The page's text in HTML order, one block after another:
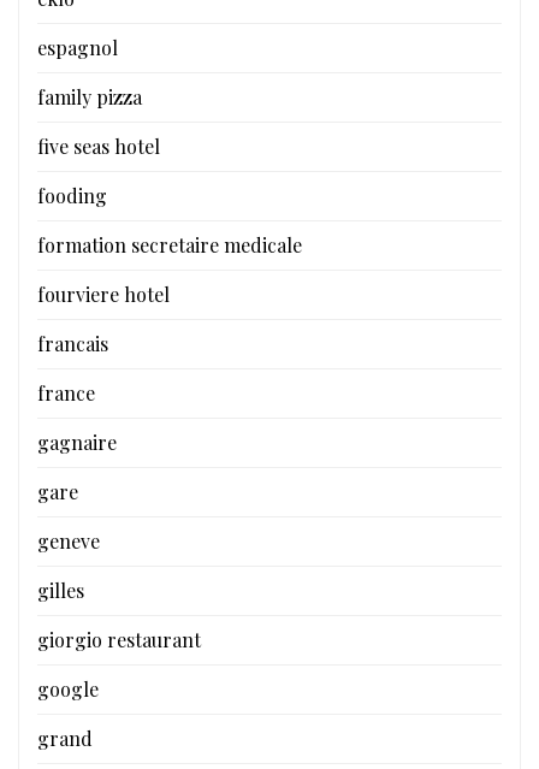
espagnol
family pizza
five seas hotel
fooding
formation secretaire medicale
fourviere hotel
francais
france
gagnaire
gare
geneve
gilles
giorgio restaurant
google
grand